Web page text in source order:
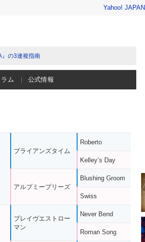
Yahoo! JAPAN
』の3連複指南
ラム 公式情報
ブライアンズタイム
アルプミープリーズ
ブレイヴエストロー
マン
Roberto
Kelley’s Day
Blushing Groom
Swiss
Never Bend
Roman Song